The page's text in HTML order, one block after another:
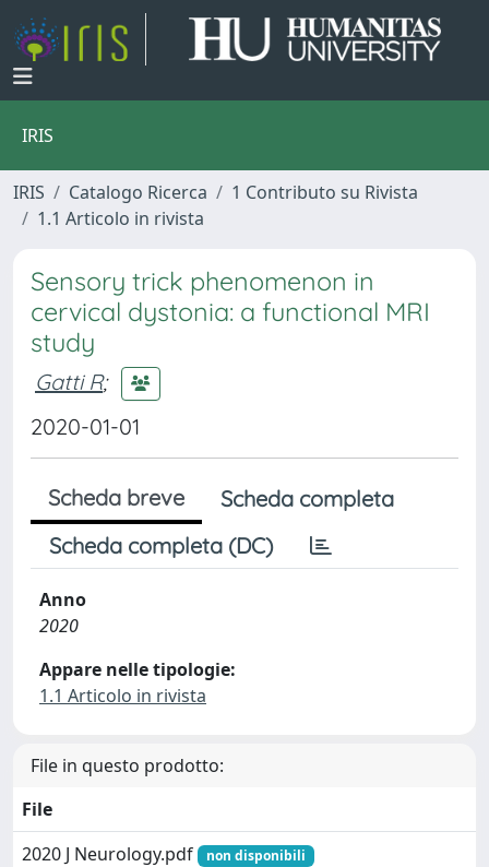
IRIS
IRIS Catalogo Ricerca
1 Contributo su Rivista
1.1 Articolo in rivista
Sensory trick phenomenon in
cervical dystonia: a functional MRI
study
Gatti R;
2020-01-01
Scheda breve
Scheda completa
Scheda completa (DC)
Anno
2020
Appare nelle tipologie:
1.1 Articolo in rivista
File in questo prodotto:
File
2020 J Neurology.pdf
non disponibili